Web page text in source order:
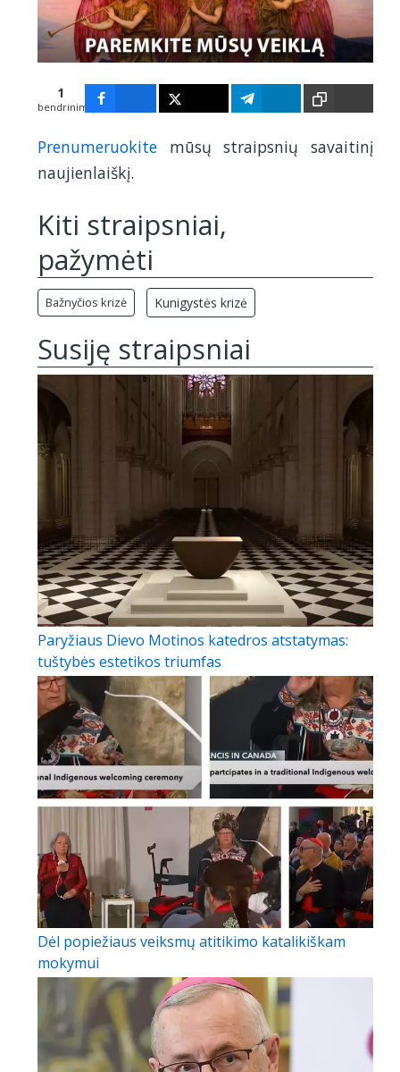
1
bendrinimų
Prenumeruokite mūsų straipsnių savaitinį
naujienlaiškį.
Kiti straipsniai,
pažymėti
Bažnyčios krizė Kunigystės krizė
Susiję straipsniai
Paryžiaus Dievo Motinos katedros atstatymas:
tuštybės estetikos triumfas
Dėl popiežiaus veiksmų atitikimo katalikiškam
mokymui